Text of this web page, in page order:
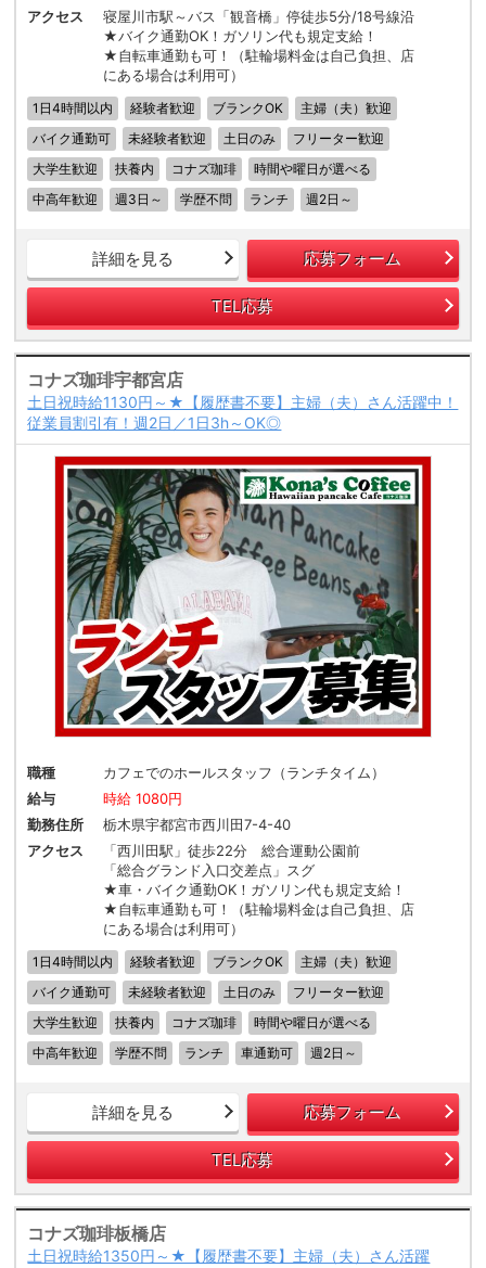
アクセス
寝屋川市駅～バス「観音橋」停徒歩5分/18号線沿
★バイク通勤OK！ガソリン代も規定支給！
★自転車通勤も可！（駐輪場料金は自己負担、店
にある場合は利用可）
1日4時間以内 経験者歓迎 ブランクOK
主婦（夫）歓迎
バイク通勤可
未経験者歓迎 土日のみ
フリーター歓迎
大学生歓迎
扶養内 コナズ珈琲
時間や曜日が選べる
中高年歓迎
週3日～ 学歴不問 ランチ 週2日～
詳細を見る 応募フォーム
TEL応募
コナズ珈琲宇都宮店
土日祝時給1130円～★【履歴書不要】主婦（夫）さん活躍中！
従業員割引有！週2日／1日3h～OK◎
職種
カフェでのホールスタッフ（ランチタイム）
給与
時給 1080円
勤務住所
栃木県宇都宮市西川田7-4-40
アクセス
「西川田駅」徒歩22分 総合運動公園前
「総合グランド入口交差点」スグ
★車・バイク通勤OK！ガソリン代も規定支給！
★自転車通勤も可！（駐輪場料金は自己負担、店
にある場合は利用可）
1日4時間以内 経験者歓迎 ブランクOK
主婦（夫）歓迎
バイク通勤可
未経験者歓迎 土日のみ
フリーター歓迎
大学生歓迎
扶養内 コナズ珈琲
時間や曜日が選べる
中高年歓迎
学歴不問 ランチ 車通勤可 週2日～
詳細を見る 応募フォーム
TEL応募
コナズ珈琲板橋店
土日祝時給1350円～★【履歴書不要】主婦（夫）さん活躍